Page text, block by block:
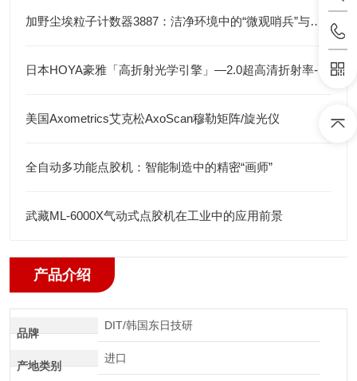
加野尘埃粒子计数器3887：洁净环境中的“微观哨兵”与洁净度“审计官”
美国Axometrics艾克松AxoScan穆勒矩阵/旋光仪
全自动多功能点胶机：智能制造中的精密“画师”
武藏ML-6000X气动式点胶机在工业中的应用前景
产品介绍
品牌
DIT/韩国东日技研
产地类别
进口